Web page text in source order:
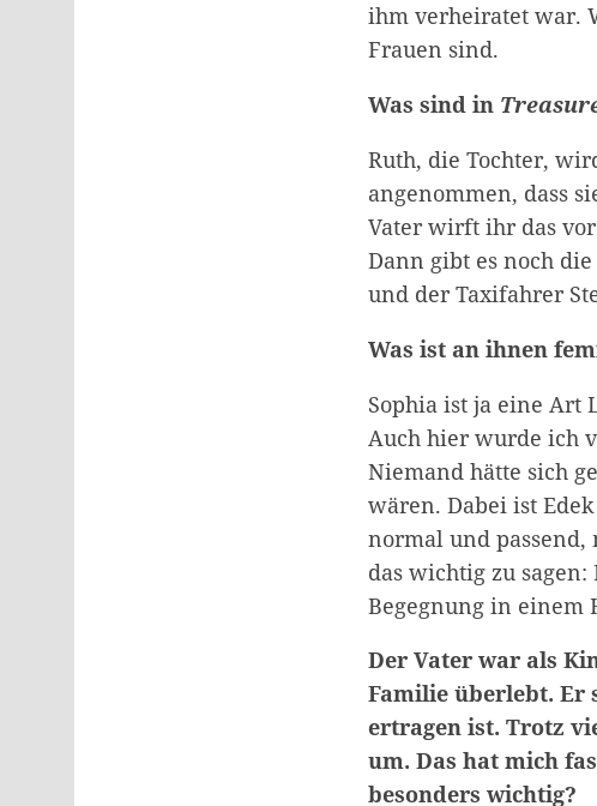
ihm verheiratet war.
Frauen sind.
Was sind in
Ruth, die Tochter,
angenommen, dass
Vater wirft ihr das
Dann gibt es noch
und der Taxifahrer
Was ist an ihnen
Sophia ist ja eine Art
Auch hier wurde ich
Niemand hätte sich
wären. Dabei ist
normal und
das wichtig zu
Begegnung in einem
Der Vater war als
Familie überlebt. Er
ertragen ist. Trotz
um. Das hat mich
besonders wichtig?